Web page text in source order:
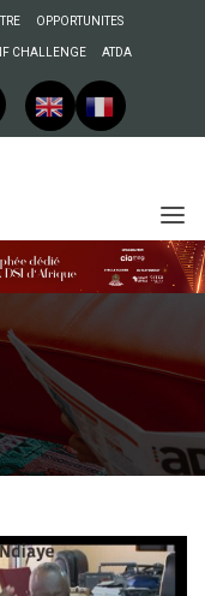
OPPORTUNITES
CHALLENGE ATDA